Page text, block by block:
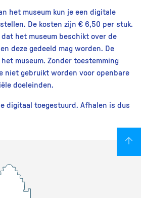
het museum kun je een digitale
De kosten zijn € 6,50 per stuk.
het museum beschikt over de
deze gedeeld mag worden. De
museum. Zonder toestemming
niet gebruikt worden voor openbare
doeleinden.
digitaal toegestuurd. Afhalen is dus